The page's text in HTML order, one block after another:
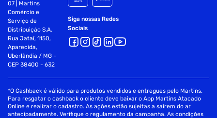
07 | Martins
Comércio e
Serviço de
Distribuição S.A.
Rua Jataí, 1150,
Aparecida,
Uberlândia / MG -
CEP 38400 - 632
Siga nossas Redes
Sociais
*O Cashback é válido para produtos vendidos e entregues pelo Martins.
Para resgatar o cashback o cliente deve baixar o App Martins Atacado
Online e realizar o cadastro. As ações estão sujeitas a saírem do ar
antecipadamente. Verifique o regulamento da campanha. As condições